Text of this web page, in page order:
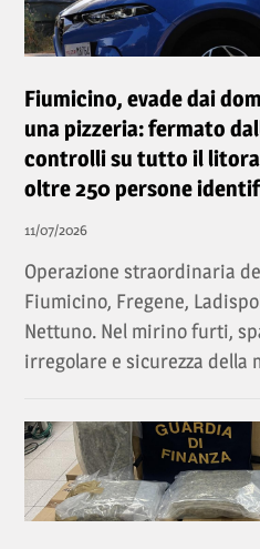
Fiumicino, evade dai
una pizzeria: fermato
controlli su tutto il
oltre 250 persone
11/07/2026
Operazione straordinaria
Fiumicino, Fregene,
Nettuno. Nel mirino furti,
irregolare e sicurezza della